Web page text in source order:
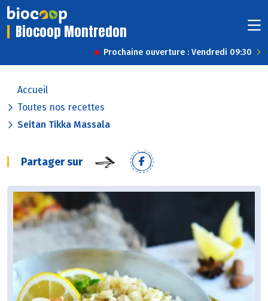
Biocoop Montredon
Prochaine ouverture : Vendredi 09:30
Accueil
Toutes nos recettes
Seitan Tikka Massala
Partager sur